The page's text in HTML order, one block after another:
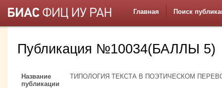
Главная Поиск
Публикация №10034(БАЛЛЫ 5)
Название
публикации
ТИПОЛОГИЯ ТЕКСТА В ПОЭТИЧЕСКОМ